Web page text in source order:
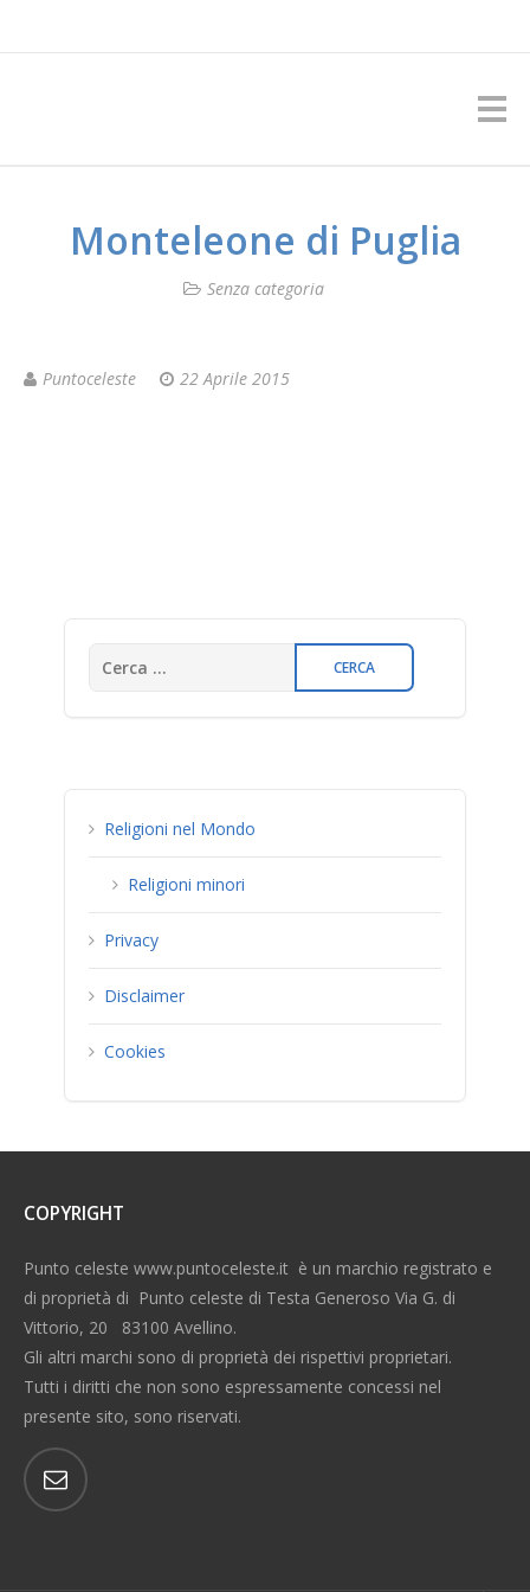
Monteleone di Puglia
Senza categoria
Puntoceleste 22 Aprile 2015
Religioni nel Mondo
Religioni minori
Privacy
Disclaimer
Cookies
COPYRIGHT
Punto celeste www.puntoceleste.it è un marchio registrato e
di proprietà di Punto celeste di Testa Generoso Via G. di
Vittorio, 20 83100 Avellino.
Gli altri marchi sono di proprietà dei rispettivi proprietari.
Tutti i diritti che non sono espressamente concessi nel
presente sito, sono riservati.